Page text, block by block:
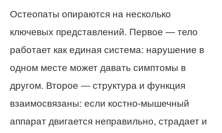
Остеопаты опираются на несколько
ключевых представлений. Первое — тело
работает как единая система: нарушение в
одном месте может давать симптомы в
другом. Второе — структура и функция
взаимосвязаны: если костно-мышечный
аппарат двигается неправильно, страдает и